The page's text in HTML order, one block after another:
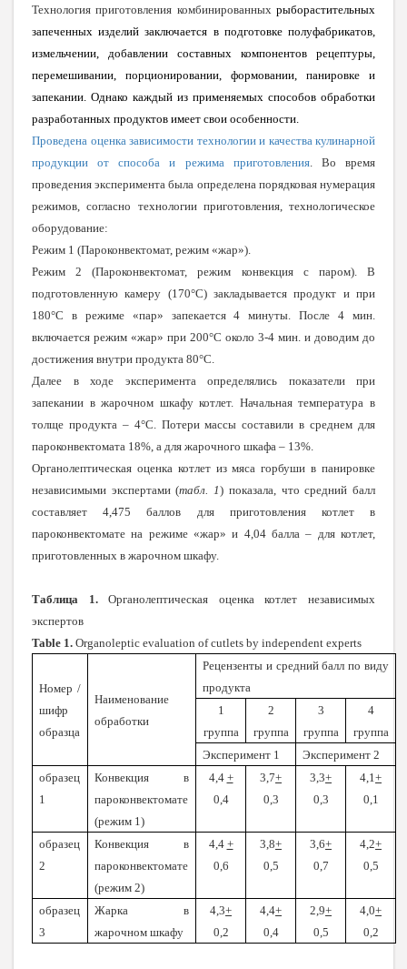
Технология приготовления комбинированныхрыборастительных
запеченных изделий заключается в подготовке полуфабрикатов,
измельчении, добавлении составных компонентов рецептуры,
перемешивании, порционировании, формовании, панировке и
запекании. Однако каждый из применяемых способов обработки
разработанных продуктов имеет свои особенности.
Проведена оценка зависимости технологии и качества кулинарной
продукции от способа и режима приготовления. Во время
проведения эксперимента была определена порядковая нумерация
режимов, согласно технологии приготовления, технологическое
оборудование:
Режим 1 (Пароконвектомат, режим «жар»).
Режим 2 (Пароконвектомат, режим конвекция с паром). В
подготовленную камеру (170°С) закладывается продукт и при
180°С в режиме «пар» запекается 4 минуты. После 4 мин.
включается режим «жар» при 200°С около 3-4 мин. и доводим до
достижения внутри продукта 80°С.
Далее в ходе эксперимента определялись показатели при
запекании в жарочном шкафу котлет. Начальная температура в
толще продукта – 4°С. Потери массы составили в среднем для
пароконвектомата 18%, а для жарочного шкафа – 13%.
Органолептическая оценка котлет из мяса горбуши в панировке
независимыми экспертами (табл. 1) показала, что средний балл
составляет 4,475 баллов для приготовления котлет в
пароконвектомате на режиме «жар» и 4,04 балла – для котлет,
приготовленных в жарочном шкафу.
Таблица 1.Органолептическая оценка котлет независимых
экспертов
Table 1. Organoleptic evaluation of cutlets by independent experts
Номер /
шифр
образца
Наименование
обработки
Рецензенты и средний балл по виду
продукта
1
группа
2
группа
3
группа
4
группа
Эксперимент 1
Эксперимент 2
образец
1
Конвекция в
пароконвектомате
(режим 1)
4,4 +
0,4
3,7+
0,3
3,3+
0,3
4,1+
0,1
образец
2
Конвекция в
пароконвектомате
(режим 2)
4,4 +
0,6
3,8+
0,5
3,6+
0,7
4,2+
0,5
образец
3
Жарка в
жарочном шкафу
4,3+
0,2
4,4+
0,4
2,9+
0,5
4,0+
0,2